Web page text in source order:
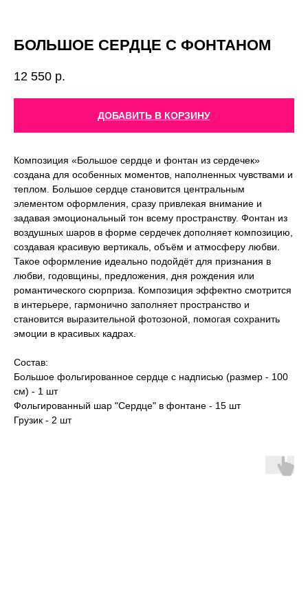
БОЛЬШОЕ СЕРДЦЕ С ФОНТАНОМ
12 550 р.
ДОБАВИТЬ В КОРЗИНУ
Композиция «Большое сердце и фонтан из сердечек»
создана для особенных моментов, наполненных чувствами и
теплом. Большое сердце становится центральным
элементом оформления, сразу привлекая внимание и
задавая эмоциональный тон всему пространству. Фонтан из
воздушных шаров в форме сердечек дополняет композицию,
создавая красивую вертикаль, объём и атмосферу любви.
Такое оформление идеально подойдёт для признания в
любви, годовщины, предложения, дня рождения или
романтического сюрприза. Композиция эффектно смотрится
в интерьере, гармонично заполняет пространство и
становится выразительной фотозоной, помогая сохранить
эмоции в красивых кадрах.
Состав:
Большое фольгированное сердце с надписью (размер - 100
см) - 1 шт
Фольгированный шар "Сердце" в фонтане - 15 шт
Грузик - 2 шт